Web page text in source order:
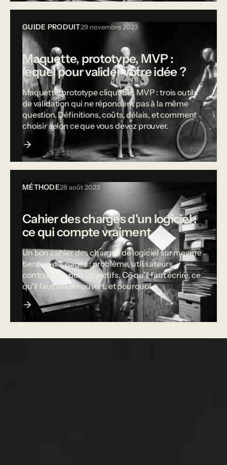
GUIDE PRODUIT29 novembre 2023
Maquette, prototype, MVP :
lequel pour valider votre idée ?
Maquette, prototype cliquable, MVP : trois outils
de validation qui ne répondent pas à la même
question. Définitions, coûts, délais, et comment
choisir selon ce que vous devez prouver.
MÉTHODE28 août 2023
Cahier des charges d'un logiciel :
ce qui compte vraiment
Un bon cahier des charges de logiciel sur mesure
tient en dix pages : problème, utilisateurs,
contraintes, non-objectifs. Ce qu'il faut écrire, ce
qu'il faut laisser ouvert, et pourquoi.